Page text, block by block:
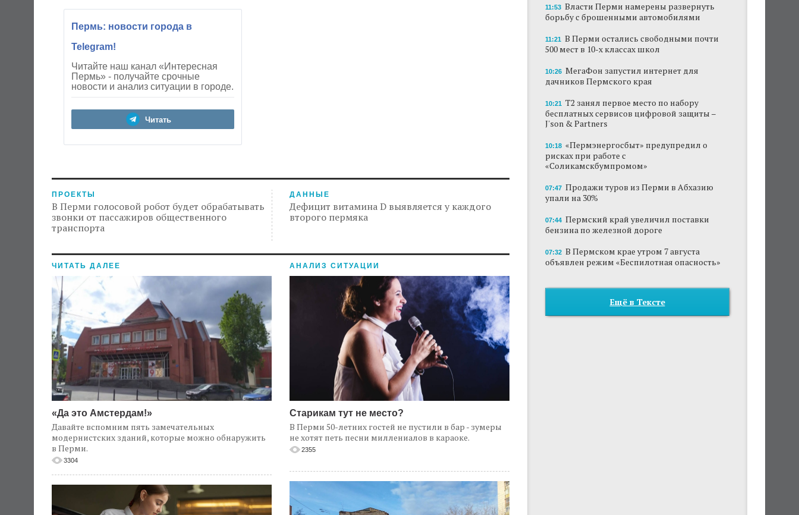
Пермь: новости города в
Telegram!
Читайте наш канал «Интересная
Пермь» - получайте срочные
новости и анализ ситуации в городе.
Читать
ПРОЕКТЫ
В Перми голосовой робот будет обрабатывать
звонки от пассажиров общественного
транспорта
ДАННЫЕ
Дефицит витамина D выявляется у каждого
второго пермяка
ЧИТАТЬ ДАЛЕЕ
«Да это Амстердам!»
Давайте вспомним пять замечательных
модернистских зданий, которые можно обнаружить
в Перми.
3304
АНАЛИЗ СИТУАЦИИ
Старикам тут не место?
В Перми 50-летних гостей не пустили в бар - зумеры
не хотят петь песни миллениалов в караоке.
2355
11:53 Власти Перми намерены развернуть
борьбу с брошенными автомобилями
11:21 В Перми остались свободными почти
500 мест в 10-х классах школ
10:26 МегаФон запустил интернет для
дачников Пермского края
10:21 Т2 занял первое место по набору
бесплатных сервисов цифровой защиты –
J'son & Partners
10:18 «Пермэнергосбыт» предупредил о
рисках при работе с
«Соликамскбумпромом»
07:47 Продажи туров из Перми в Абхазию
упали на 30%
07:44 Пермский край увеличил поставки
бензина по железной дороге
07:32 В Пермском крае утром 7 августа
объявлен режим «Беспилотная опасность»
Ещё в Тексте